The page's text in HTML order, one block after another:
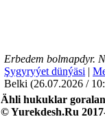
Erbedem bolmapdyr.
Şygyryýet dünýäsi |
Belki (26.07.2026 /
Ähli hukuklar
© Yurekdesh.Ru